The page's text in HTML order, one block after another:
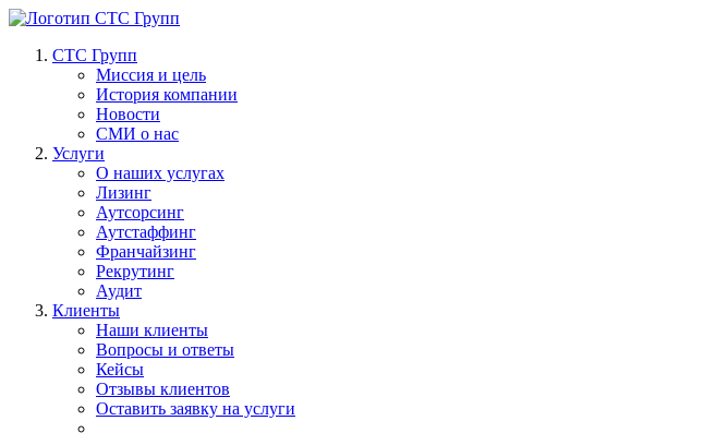
СТС Групп
Миссия и цель
История компании
Новости
СМИ о нас
Услуги
О наших услугах
Лизинг
Аутсорсинг
Аутстаффинг
Франчайзинг
Рекрутинг
Аудит
Клиенты
Наши клиенты
Вопросы и ответы
Кейсы
Отзывы клиентов
Оставить заявку на услуги